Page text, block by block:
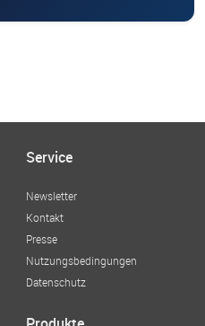
Service
Newsletter
Kontakt
Presse
Nutzungsbedingungen
Datenschutz